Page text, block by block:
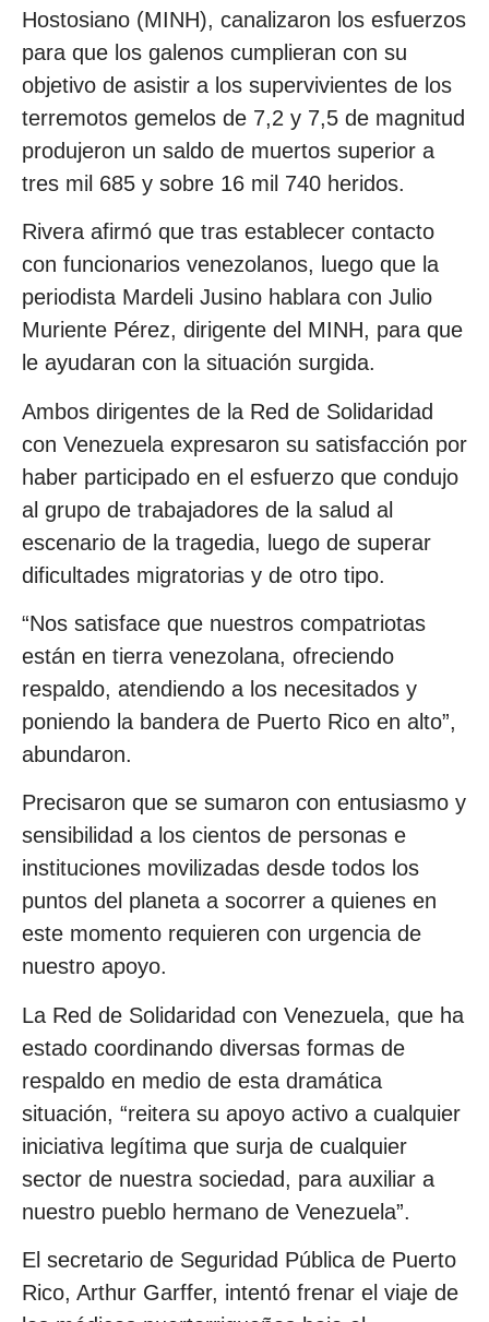
Hostosiano (MINH), canalizaron los esfuerzos
para que los galenos cumplieran con su
objetivo de asistir a los supervivientes de los
terremotos gemelos de 7,2 y 7,5 de magnitud
produjeron un saldo de muertos superior a
tres mil 685 y sobre 16 mil 740 heridos.
Rivera afirmó que tras establecer contacto
con funcionarios venezolanos, luego que la
periodista Mardeli Jusino hablara con Julio
Muriente Pérez, dirigente del MINH, para que
le ayudaran con la situación surgida.
Ambos dirigentes de la Red de Solidaridad
con Venezuela expresaron su satisfacción por
haber participado en el esfuerzo que condujo
al grupo de trabajadores de la salud al
escenario de la tragedia, luego de superar
dificultades migratorias y de otro tipo.
“Nos satisface que nuestros compatriotas
están en tierra venezolana, ofreciendo
respaldo, atendiendo a los necesitados y
poniendo la bandera de Puerto Rico en alto”,
abundaron.
Precisaron que se sumaron con entusiasmo y
sensibilidad a los cientos de personas e
instituciones movilizadas desde todos los
puntos del planeta a socorrer a quienes en
este momento requieren con urgencia de
nuestro apoyo.
La Red de Solidaridad con Venezuela, que ha
estado coordinando diversas formas de
respaldo en medio de esta dramática
situación, “reitera su apoyo activo a cualquier
iniciativa legítima que surja de cualquier
sector de nuestra sociedad, para auxiliar a
nuestro pueblo hermano de Venezuela”.
El secretario de Seguridad Pública de Puerto
Rico, Arthur Garffer, intentó frenar el viaje de